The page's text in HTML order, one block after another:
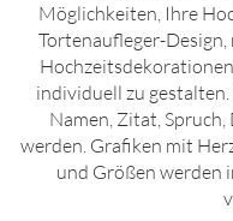
Möglichkeiten, Ihre
Tortenaufleger-
individuell zu
Namen, Zitat,
werden. Grafiken mit
und Größen werden